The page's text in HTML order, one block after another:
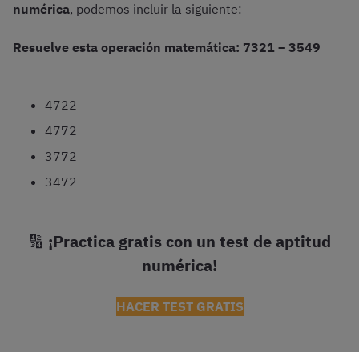
numérica, podemos incluir la siguiente:
Resuelve esta operación matemática: 7321 – 3549
4722
4772
3772
3472
🔢 ¡Practica gratis con un test de aptitud
numérica!
HACER TEST GRATIS